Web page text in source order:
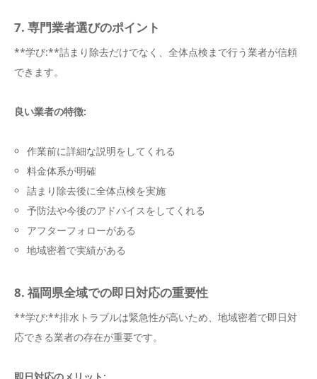
7. 専門業者選びのポイント
**学び:**詰まり除去だけでなく、全体点検まで行う業者が信頼
できます。
良い業者の特徴:
作業前に詳細な説明をしてくれる
料金体系が明確
詰まり除去後に全体点検を実施
予防法や今後のアドバイスをしてくれる
アフターフォローがある
地域密着で実績がある
8. 福岡県全域での即日対応の重要性
**学び:**排水トラブルは緊急性が高いため、地域密着で即日対
応できる業者の存在が重要です。